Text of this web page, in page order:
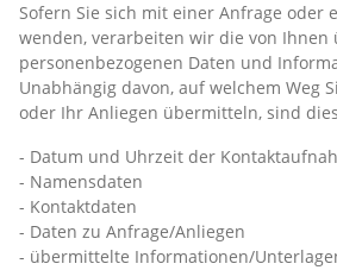
Sofern Sie sich mit einer Anfrage oder
wenden, verarbeiten wir die von
personenbezogenen Daten und
Unabhängig davon, auf welchem Weg
oder Ihr Anliegen übermitteln, sind
- Datum und Uhrzeit der
- Namensdaten
- Kontaktdaten
- Daten zu Anfrage/Anliegen
- übermittelte Informationen/